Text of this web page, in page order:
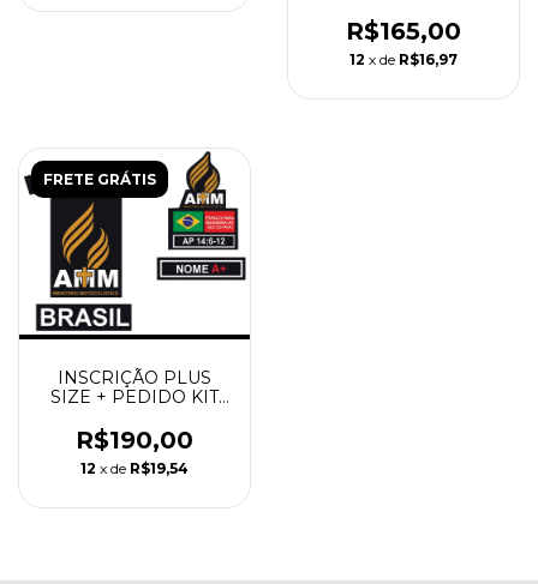
CURTA
R$165,00
12 x de R$16,97
FRETE GRÁTIS
INSCRIÇÃO PLUS
SIZE + PEDIDO KIT
COMPRA DA
CAMISETA MANGA
CURTA
R$190,00
12 x de R$19,54